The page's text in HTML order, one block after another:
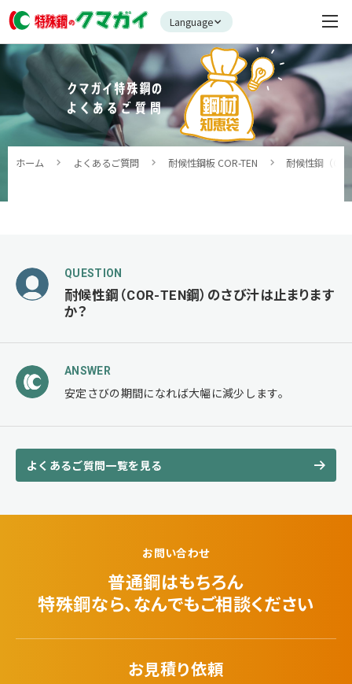
Language
ホーム よくあるご質問 耐候性鋼板 COR-TEN 耐候性鋼（
QUESTION
耐候性鋼（COR-TEN鋼）のさび汁は止まります
か？
ANSWER
安定さびの期間になれば大幅に減少します。
よくあるご質問一覧を見る
お問い合わせ
普通鋼はもちろん
特殊鋼なら、なんでもご相談ください
お見積り依頼